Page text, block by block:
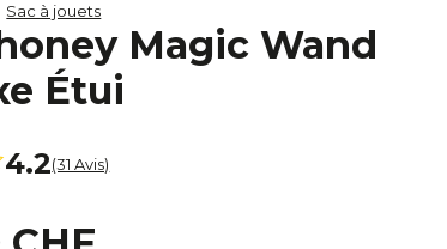
Sac à jouets
Magic Wand
Étui
4.2(31 Avis)